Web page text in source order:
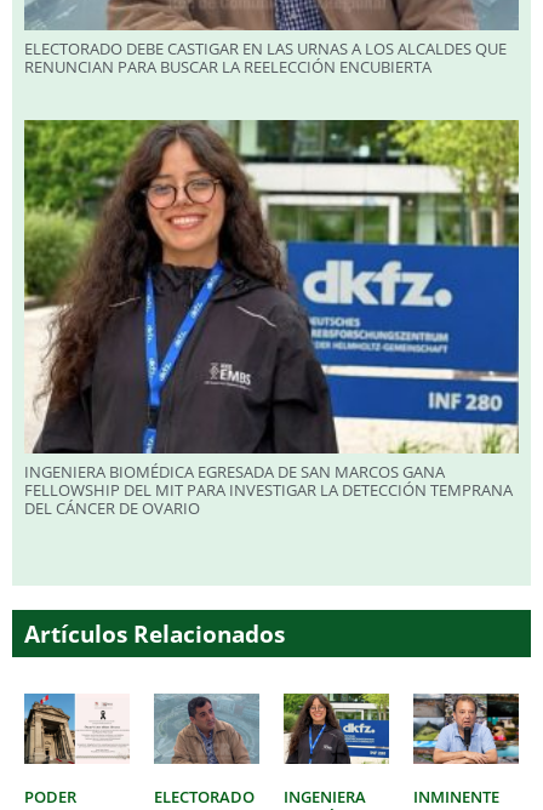
ELECTORADO DEBE CASTIGAR EN LAS URNAS A LOS ALCALDES QUE
RENUNCIAN PARA BUSCAR LA REELECCIÓN ENCUBIERTA
INGENIERA BIOMÉDICA EGRESADA DE SAN MARCOS GANA
FELLOWSHIP DEL MIT PARA INVESTIGAR LA DETECCIÓN TEMPRANA
DEL CÁNCER DE OVARIO
Artículos Relacionados
PODER
ELECTORADO
INGENIERA
INMINENTE